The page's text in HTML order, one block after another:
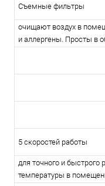
Съемные фильтры
очищают воздух в
и аллергены. Просты в
5 скоростей работы
для точного и быстрого
температуры в